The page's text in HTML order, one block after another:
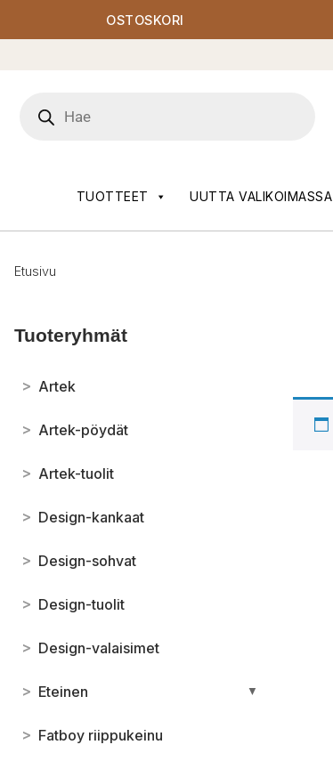
OSTOSKORI
search
TUOTTEET UUTTA VALIKOIMASSA
Etusivu
Tuoteryhmät
> Artek
> Artek-pöydät
> Artek-tuolit
> Design-kankaat
> Design-sohvat
> Design-tuolit
> Design-valaisimet
> Eteinen ▼
> Fatboy riippukeinu